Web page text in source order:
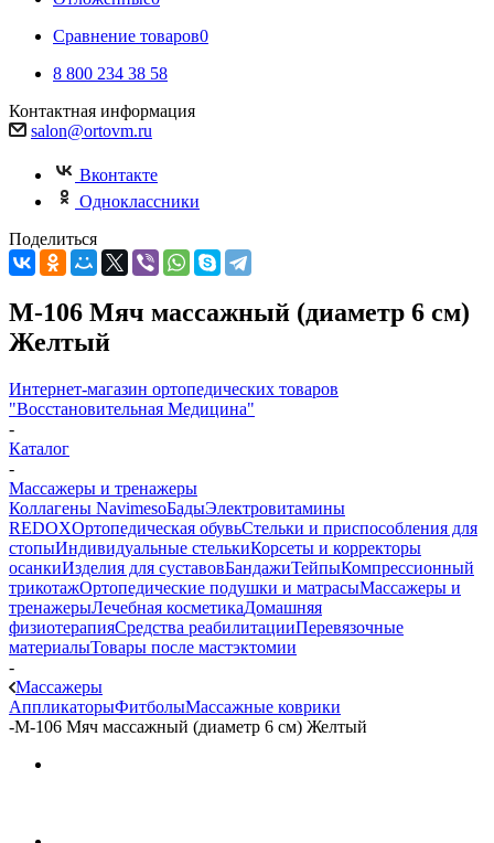
Сравнение товаров0
8 800 234 38 58
Контактная информация
salon@ortovm.ru
Вконтакте
Одноклассники
Поделиться
М-106 Мяч массажный (диаметр 6 см)
Желтый
Интернет-магазин ортопедических товаров
"Восстановительная Медицина"
-
Каталог
-
Массажеры и тренажеры
Коллагены NavimesoБадыЭлектровитамины
REDOXОртопедическая обувьСтельки и приспособления для
стопыИндивидуальные стелькиКорсеты и корректоры
осанкиИзделия для суставовБандажиТейпыКомпрессионный
трикотажОртопедические подушки и матрасыМассажеры и
тренажерыЛечебная косметикаДомашняя
физиотерапияСредства реабилитацииПеревязочные
материалыТовары после мастэктомии
-
Массажеры
АппликаторыФитболыМассажные коврики
-М-106 Мяч массажный (диаметр 6 см) Желтый